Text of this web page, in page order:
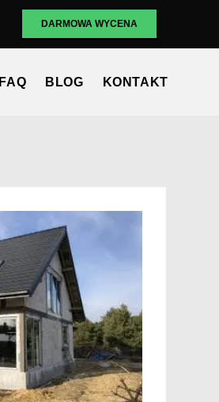
DARMOWA WYCENA
FAQ BLOG KONTAKT